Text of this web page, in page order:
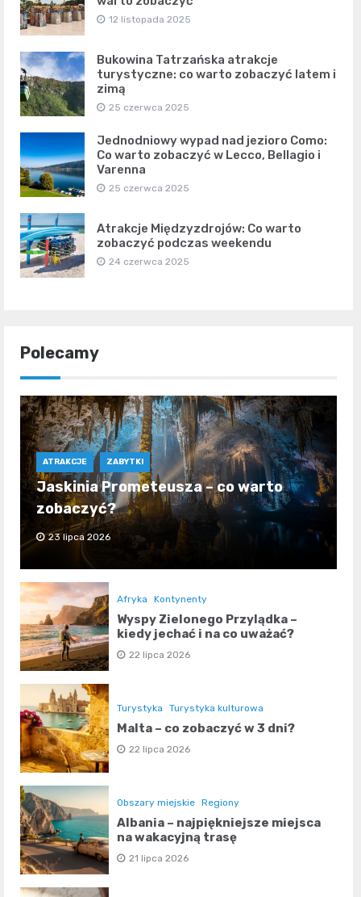
12 listopada 2025
Bukowina Tatrzańska atrakcje
turystyczne: co warto zobaczyć latem i
zimą
25 czerwca 2025
Jednodniowy wypad nad jezioro Como:
Co warto zobaczyć w Lecco, Bellagio i
Varenna
25 czerwca 2025
Atrakcje Międzyzdrojów: Co warto
zobaczyć podczas weekendu
24 czerwca 2025
Polecamy
ATRAKCJE ZABYTKI
Jaskinia Prometeusza – co warto
zobaczyć?
23 lipca 2026
Afryka Kontynenty
Wyspy Zielonego Przylądka –
kiedy jechać i na co uważać?
22 lipca 2026
Turystyka Turystyka kulturowa
Malta – co zobaczyć w 3 dni?
22 lipca 2026
Obszary miejskie Regiony
Albania – najpiękniejsze miejsca
na wakacyjną trasę
21 lipca 2026